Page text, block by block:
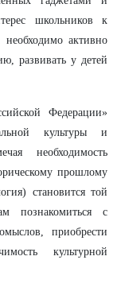
школьников к
активно
развивать у детей
Федерации»
культуры и
необходимость
прошлому
становится той
познакомиться с
приобрести
культурной